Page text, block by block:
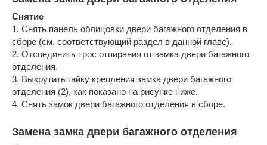
Снятие
1. Снять панель облицовки двери багажного отделения в
сборе (см. соответствующий раздел в данной главе).
2. Отсоединить трос отпирания от замка двери багажного
отделения.
3. Выкрутить гайку крепления замка двери багажного
отделения (2), как показано на рисунке ниже.
4. Снять замок двери багажного отделения в сборе.
Замена замка двери багажного отделения